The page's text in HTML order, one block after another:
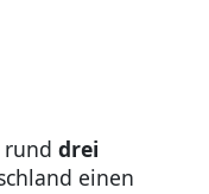
drei
einen